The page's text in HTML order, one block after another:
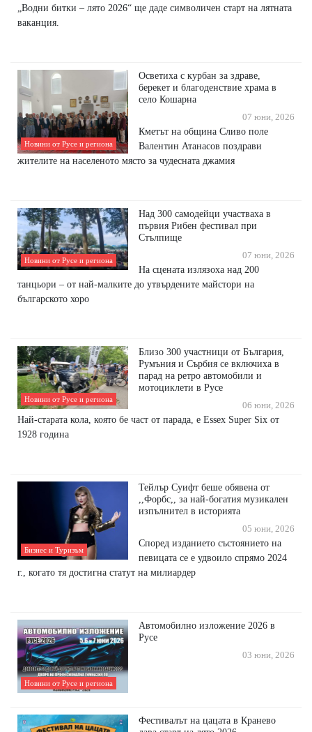
„Водни битки – лято 2026“ ще даде символичен старт на лятната
ваканция.
Новини от Русе и региона
Осветиха с курбан за здраве,
берекет и благоденствие храма в
село Кошарна
07 юни, 2026
Кметът на община Сливо поле
Валентин Атанасов поздрави
жителите на населеното място за чудесната джамия
Новини от Русе и региона
Над 300 самодейци участваха в
първия Рибен фестивал при
Стълпище
07 юни, 2026
На сцената излязоха над 200
танцьори – от най-малките до утвърдените майстори на
българското хоро
Новини от Русе и региона
Близо 300 участници от България,
Румъния и Сърбия се включиха в
парад на ретро автомобили и
мотоциклети в Русе
06 юни, 2026
Най-старата кола, която бе част от парада, е Essex Super Six от
1928 година
Бизнес и Туризъм
Тейлър Суифт беше обявена от
,,Форбс,, за най-богатия музикален
изпълнител в историята
05 юни, 2026
Според изданието състоянието на
певицата се е удвоило спрямо 2024
г., когато тя достигна статут на милиардер
Новини от Русе и региона
Автомобилно изложение 2026 в
Русе
03 юни, 2026
Фестивалът на цацата в Кранево